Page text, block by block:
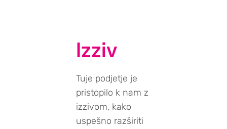
Izziv
Tuje podjetje je
pristopilo k nam z
izzivom, kako
uspešno razširiti